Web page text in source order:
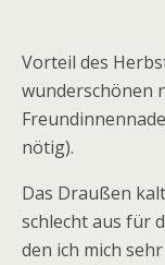
Vorteil des
wunderschönen
nötig).
Das Draußen
schlecht aus für
den ich mich